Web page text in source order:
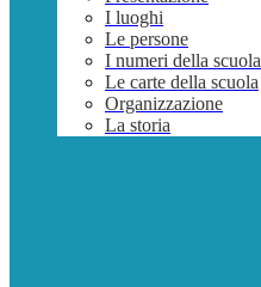
I luoghi
Le persone
I numeri della scuola
Le carte della scuola
Organizzazione
La storia